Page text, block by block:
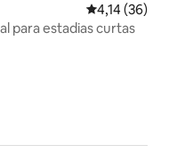
4,14 de uma
4,14 (36)
para estadias curtas